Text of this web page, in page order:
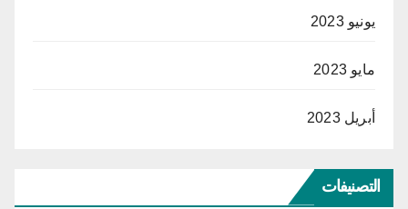
يونيو 2023
مايو 2023
أبريل 2023
التصنيفات